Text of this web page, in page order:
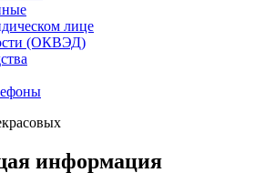
лице
(ОКВЭД)
информация